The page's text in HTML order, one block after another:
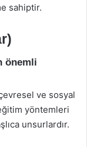
sahiptir.
önemli
ve sosyal
yöntemleri
unsurlardır.